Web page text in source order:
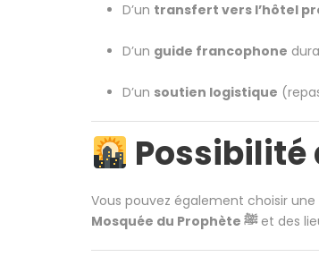
D’un transfert vers l’hôtel
D’un guide francophone
D’un soutien logistique
Possibilité
Vous pouvez également choisir une
Mosquée du Prophète ﷺet des